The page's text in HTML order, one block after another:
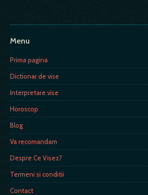
Menu
Prima pagina
Dictionar de vise
Interpretare vise
Horoscop
Blog
Va recomandam
Despre Ce Visez?
Termeni si conditii
Contact